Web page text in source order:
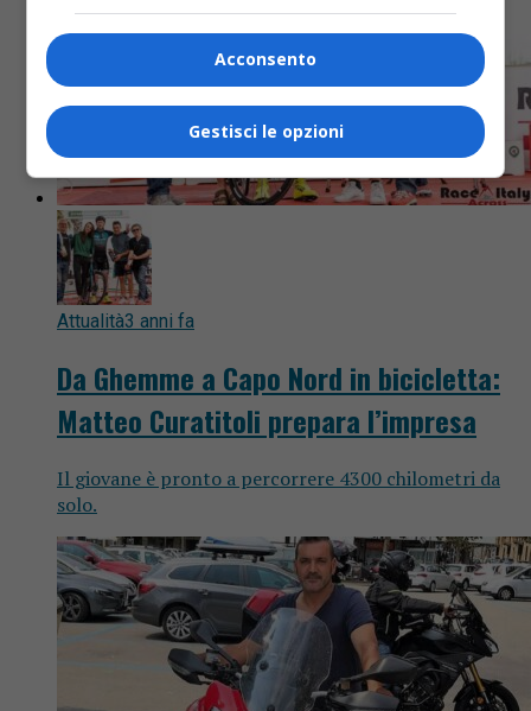
Attualità3 anni fa
Da Ghemme a Capo Nord in bicicletta:
Matteo Curatitoli prepara l’impresa
Il giovane è pronto a percorrere 4300 chilometri da
solo.
Acconsento
Gestisci le opzioni